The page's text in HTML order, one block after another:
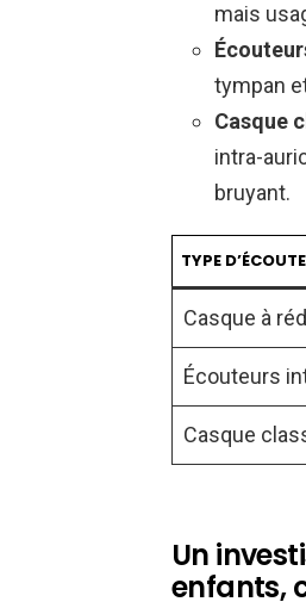
mais
tympan
Casque
intra-
bruyant.
TYPE D’ÉCOUTE
Casque à
Écouteurs
Casque
Un
enfants,